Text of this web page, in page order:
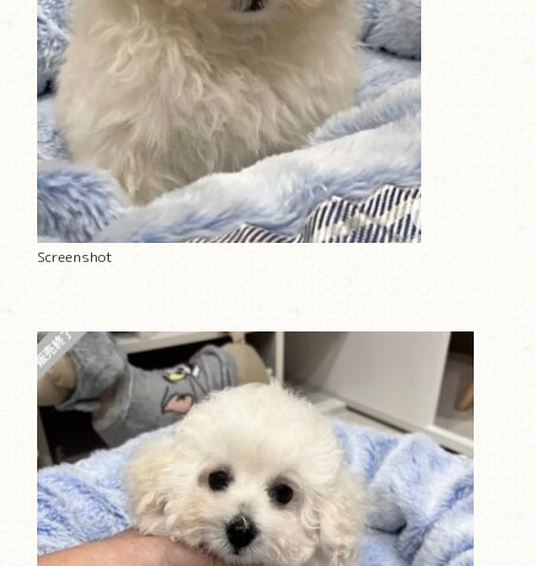
Screenshot